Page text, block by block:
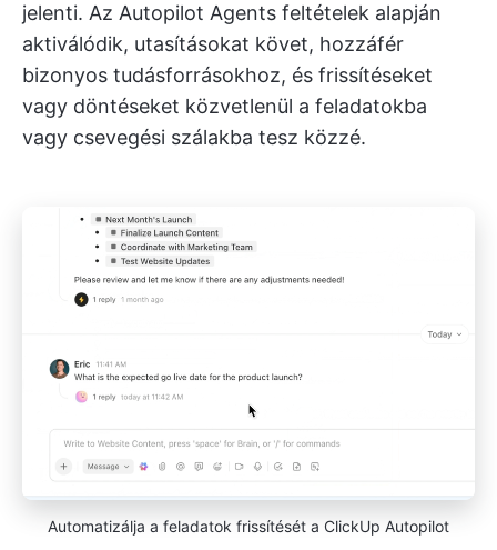
jelenti. Az Autopilot Agents feltételek alapján
aktiválódik, utasításokat követ, hozzáfér
bizonyos tudásforrásokhoz, és frissítéseket
vagy döntéseket közvetlenül a feladatokba
vagy csevegési szálakba tesz közzé.
Automatizálja a feladatok frissítését a ClickUp Autopilot